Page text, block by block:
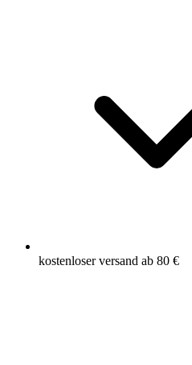
kostenloser versand ab 80 €